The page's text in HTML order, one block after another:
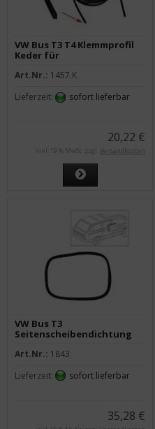
VW Bus T3 T4 Klemmprofil
Keder für
Doka & Pritsche
Art.Nr.: 1457.K
Lieferzeit:
sofort lieferbar
20,22 €
inkl. 19 % MwSt. zzgl. Versandkosten
VW Bus T3
Seitenscheibendichtung
Art.Nr.: 1843
Lieferzeit:
sofort lieferbar
35,28 €